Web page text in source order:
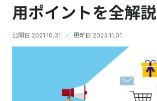
用ポイントを全解説
公開日 2021.10.31 ／ 更新日 2023.11.01